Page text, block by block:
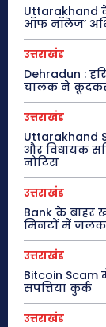
Uttarakhand
ऑफ नॉलेज’
उत्तराखंड
Dehradun :
चालक ने
उत्तराखंड
Uttarakhand
और विधायक
नोटिस
उत्तराखंड
Bank के बाहर
मिनटों में
उत्तराखंड
Bitcoin Scam
संपत्तियां कुर्क
उत्तराखंड